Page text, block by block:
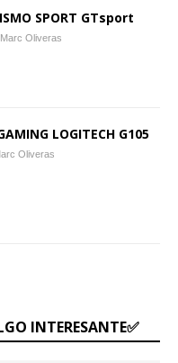
SPORT GTsport
Marc Oliveras
LOGITECH G105
Oliveras
INTERESANTE✅